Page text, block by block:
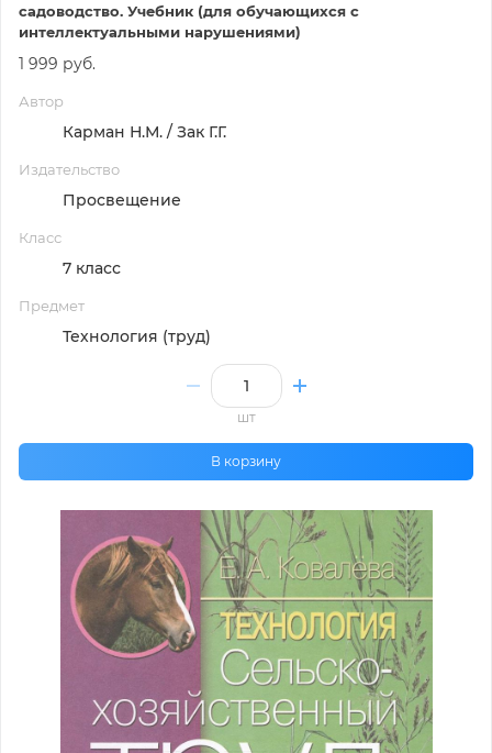
садоводство. Учебник (для обучающихся с
интеллектуальными нарушениями)
1 999 руб.
Автор
Карман Н.М. / Зак Г.Г.
Издательство
Просвещение
Класс
7 класс
Предмет
Технология (труд)
шт
В корзину